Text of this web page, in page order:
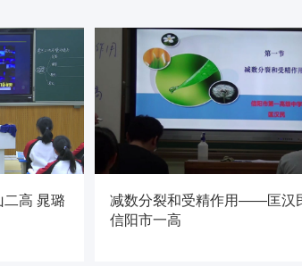
二高 晁璐
减数分裂和受精作用——匡汉
信阳市一高